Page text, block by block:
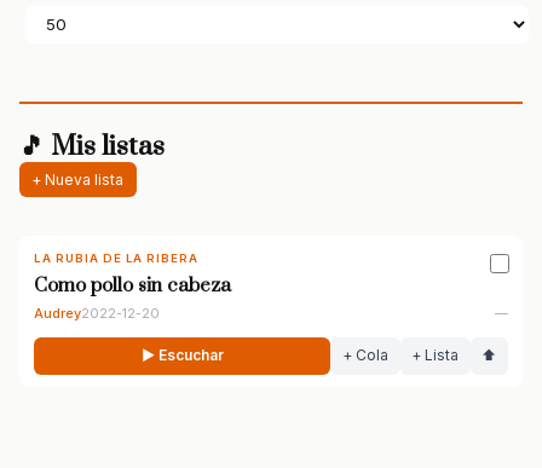
🎵 Mis listas
+ Nueva lista
LA RUBIA DE LA RIBERA
Como pollo sin cabeza
Audrey2022-12-20 —
▶ Escuchar + Cola + Lista ⬆